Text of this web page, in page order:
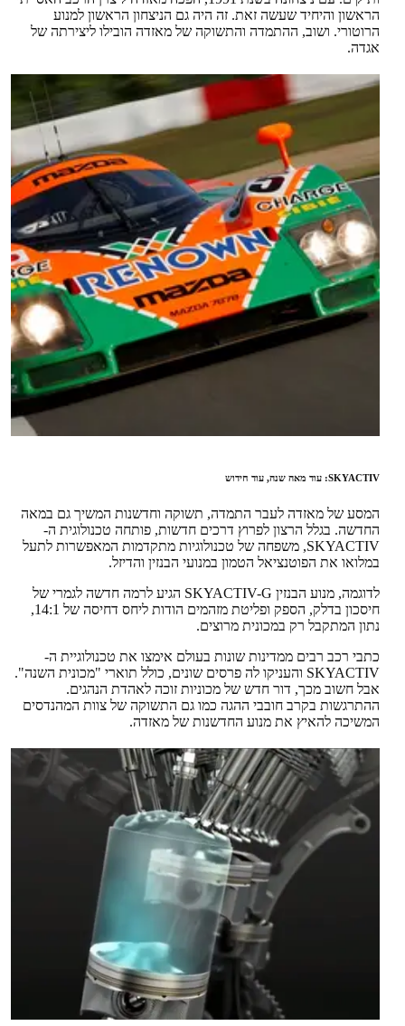
הראשון והיחיד שעשה זאת. זה היה גם הניצחון הראשון למנוע
הרוטורי. ושוב, ההתמדה והתשוקה של מאזדה הובילו ליצירתה של
אגדה.
SKYACTIV: עוד מאה שנה, עוד חידוש
המסע של מאזדה לעבר התמדה, תשוקה וחדשנות המשיך גם במאה
החדשה. בגלל הרצון לפרוץ דרכים חדשות, פותחה טכנולוגית ה-
SKYACTIV, משפחה של טכנולוגיות מתקדמות המאפשרות לתעל
במלואו את הפוטנציאל הטמון במנועי הבנזין והדיזל.
לדוגמה, מנוע הבנזין SKYACTIV-G הגיע לרמה חדשה לגמרי של
חיסכון בדלק, הספק ופליטת מזהמים הודות ליחס דחיסה של 14:1,
נתון המתקבל רק במכונית מרוצים.
כתבי רכב רבים ממדינות שונות בעולם אימצו את טכנולוגיית ה-
SKYACTIV והעניקו לה פרסים שונים, כולל תוארי "מכונית השנה".
אבל חשוב מכך, דור חדש של מכוניות זוכה לאהדת הנהגים.
ההתרגשות בקרב חובבי ההגה כמו גם התשוקה של צוות המהנדסים
המשיכה להאיץ את מנוע החדשנות של מאזדה.